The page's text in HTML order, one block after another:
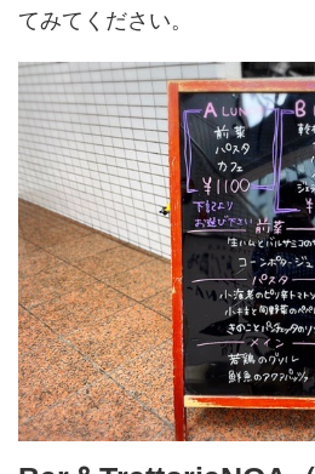
てみてください。